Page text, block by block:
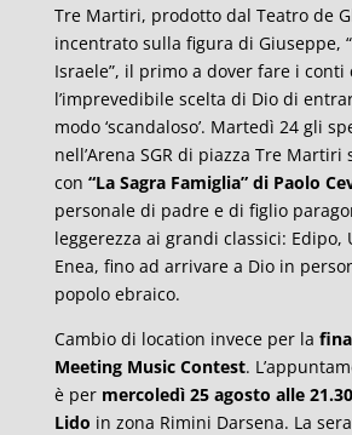
Tre Martiri, prodotto dal Teatro de
incentrato sulla figura di Giuseppe,
Israele”, il primo a dover fare i conti
l’imprevedibile scelta di Dio di
modo ‘scandaloso’. Martedì 24 gli
nell’Arena SGR di piazza Tre Martiri
con “La Sagra Famiglia” di Paolo
personale di padre e di figlio
leggerezza ai grandi classici: Edipo,
Enea, fino ad arrivare a Dio in
popolo ebraico.
Cambio di location invece per la
Meeting Music Contest.
è per mercoledì 25 agosto alle
Lido in zona Rimini Darsena. La